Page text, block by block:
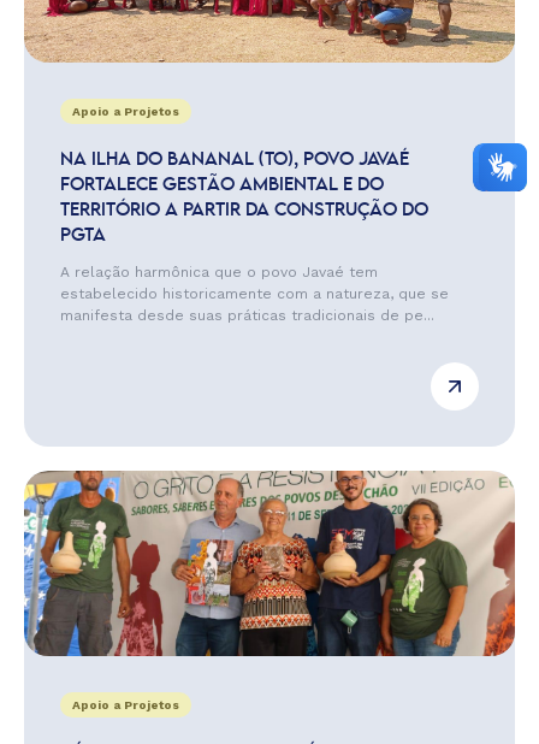
Apoio a Projetos
NA ILHA DO BANANAL (TO), POVO JAVAÉ
FORTALECE GESTÃO AMBIENTAL E DO
TERRITÓRIO A PARTIR DA CONSTRUÇÃO DO
PGTA
A relação harmônica que o povo Javaé tem
estabelecido historicamente com a natureza, que se
manifesta desde suas práticas tradicionais de pe...
Apoio a Projetos